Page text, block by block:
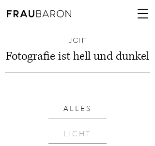
LICHT
Fotografie ist hell und dunkel
ALLES
LICHT